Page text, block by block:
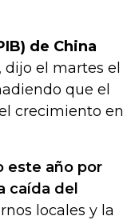
de China
, dijo el martes el
que el
crecimiento en
este año por
caída del
locales y la